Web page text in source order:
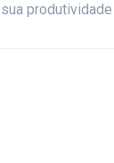
sua